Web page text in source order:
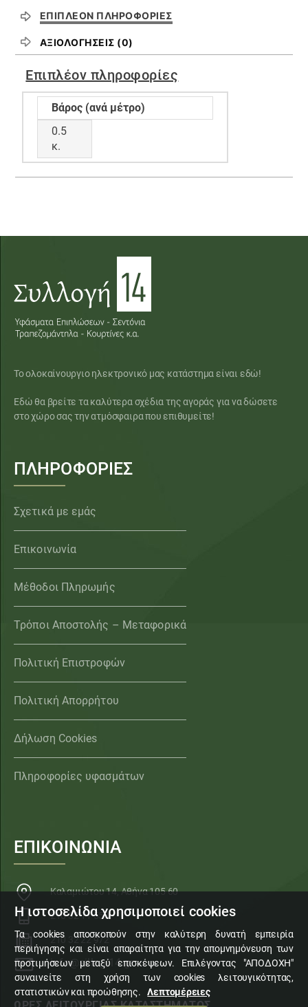
ΕΠΙΠΛΈΟΝ ΠΛΗΡΟΦΟΡΊΕΣ
ΑΞΙΟΛΟΓΉΣΕΙΣ (0)
Επιπλέον πληροφορίες
Βάρος (ανά μέτρο)
0.5
κ.
Το ολοκαίνουργιο ηλεκτρονικό μας κατάστημα είναι εδώ!
Εδώ θα βρείτε τα καλύτερα σχέδια της αγοράς για να δώσετε
στο χώρο σας την ατμόσφαιρα που επιθυμείτε!
ΠΛΗΡΟΦΟΡΙΕΣ
Σχετικά με εμάς
Επικοινωνία
Μέθοδοι Πληρωμής
Τρόποι Αποστολής – Μεταφορικά
Πολιτική Επιστροφών
Πολιτική Απορρήτου
Δήλωση Cookies
Πληροφορίες υφασμάτων
ΕΠΙΚΟΙΝΩΝΙΑ
Καλαμιώτου 14, Αθήνα 105 60
210 32 11 553
210 32 22 972
info@sillogi14.gr
Η ιστοσελίδα χρησιμοποιεί cookies
Τα cookies αποσκοπούν στην καλύτερη δυνατή εμπειρία
περιήγησης και είναι απαραίτητα για την απομνημόνευση των
προτιμήσεων μεταξύ επισκέψεων. Επιλέγοντας "ΑΠΟΔΟΧΗ"
συναινείτε στη χρήση των cookies λειτουγικότητας,
στατιστικών και προώθησης.
Λεπτομέρειες